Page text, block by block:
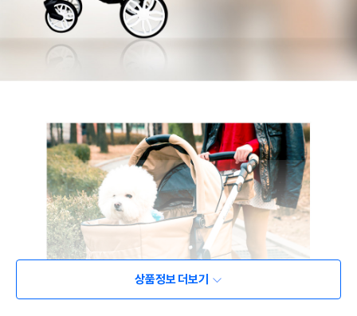
상품정보 더보기